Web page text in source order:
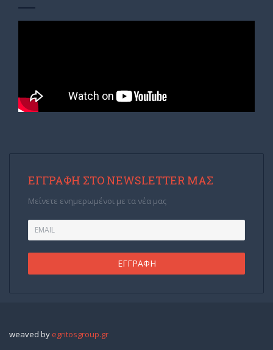
ΕΓΓΡΑΦΉ ΣΤΟ NEWSLETTER ΜΑΣ
Μείνετε ενημερωμένοι με τα νέα μας
weaved by egritosgroup.gr